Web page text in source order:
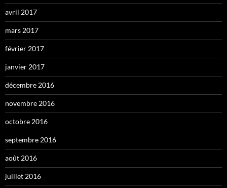
avril 2017
mars 2017
février 2017
janvier 2017
décembre 2016
novembre 2016
octobre 2016
septembre 2016
août 2016
juillet 2016